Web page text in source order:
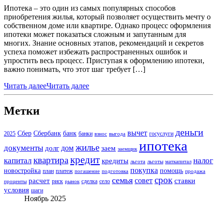
Ипотека – это один из самых популярных способов
приобретения жилья, который позволяет осуществить мечту о
собственном доме или квартире. Однако процесс оформления
ипотеки может показаться сложным и запутанным для
многих. Знание основных этапов, рекомендаций и секретов
успеха поможет избежать распространенных ошибок и
упростить весь процесс. Приступая к оформлению ипотеки,
важно понимать, что этот шаг требует […]
Читать далееЧитать далее
Метки
2025 Сбер Сбербанк банк банки взнос выгода вычет госуслуги деньги
документы долг дом жилье заем заемщик ипотека
капитал квартиракредит кредиты льгота льготы маткапитал налог
новостройка план платеж погашение подготовка покупка помощь продажа
проценты расчет риск рынок сделка село семья совет срок ставки
условия шаги
Ноябрь 2025